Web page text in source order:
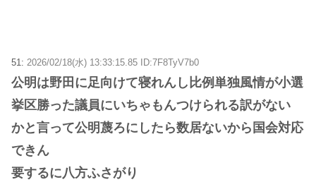
51: 2026/02/18(水) 13:33:15.85 ID:7F8TyV7b0
公明は野田に足向けて寝れんし比例単独風情が小選
挙区勝った議員にいちゃもんつけられる訳がない
かと言って公明蔑ろにしたら数居ないから国会対応
できん
要するに八方ふさがり